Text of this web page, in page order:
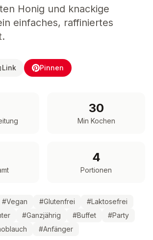
Honig und knackige
einfaches, raffiniertes
Link Pinnen
30
Min Kochen
4
Portionen
#Vegan #Glutenfrei #Laktosefrei
#Ganzjährig #Buffet #Party
#Anfänger